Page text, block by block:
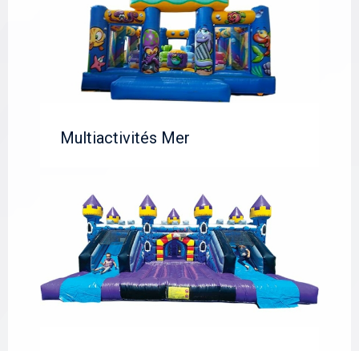
Multiactivités Mer